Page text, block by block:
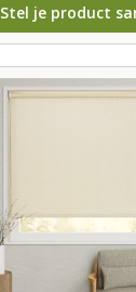
Stel je product